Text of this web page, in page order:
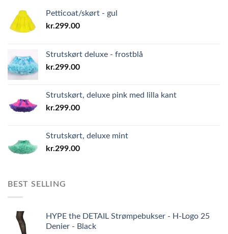
Petticoat/skørt - gul
kr.299.00
Strutskørt deluxe - frostblå
kr.299.00
Strutskørt, deluxe pink med lilla kant
kr.299.00
Strutskørt, deluxe mint
kr.299.00
BEST SELLING
HYPE the DETAIL Strømpebukser - H-Logo 25
Denier - Black